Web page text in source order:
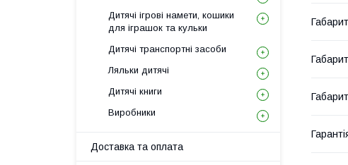
Дитячі ігрові намети, кошики
для іграшок та кульки
Дитячі транспортні засоби
Ляльки дитячі
Дитячі книги
Виробники
Доставка та оплата